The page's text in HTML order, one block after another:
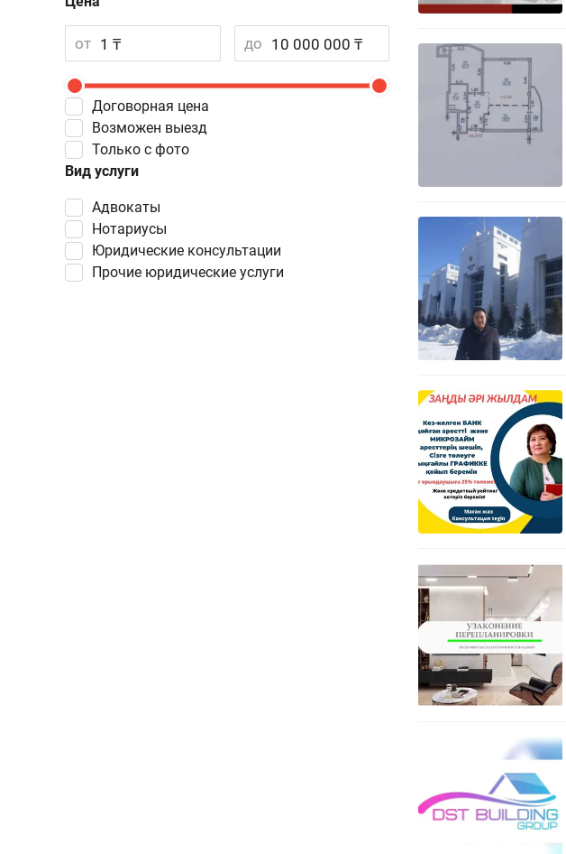
от до
Договорная цена
Возможен выезд
Вид услуги
Адвокаты
Нотариусы
Юридические консультации
Прочие юридические услуги
Только с фото